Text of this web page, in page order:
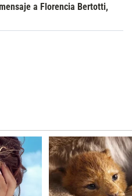
a Florencia Bertotti,